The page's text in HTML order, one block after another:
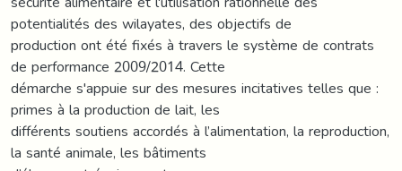
potentialités des wilayates, des objectifs de
production ont été fixés à travers le système de contrats
de performance 2009/2014. Cette
démarche s'appuie sur des mesures incitatives telles que :
primes à la production de lait, les
différents soutiens accordés à l’alimentation, la reproduction,
la santé animale, les bâtiments